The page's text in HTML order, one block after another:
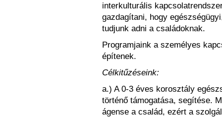
interkulturális
gazdagítani, hogy
tudjunk adni a családoknak.
Programjaink a személyes
építenek.
Célkitűzéseink:
a.) A 0-3 éves korosztály
történő támogatása, segítése.
ágense a család, ezért a